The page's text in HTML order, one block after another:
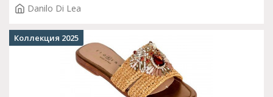
Danilo Di Lea
Коллекция 2025